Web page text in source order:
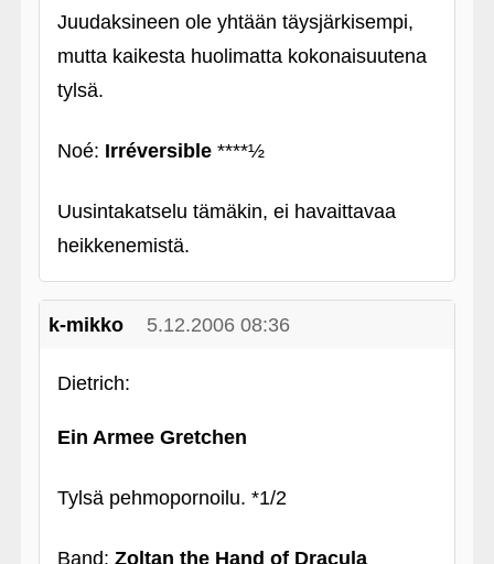
Juudaksineen ole yhtään täysjärkisempi,
mutta kaikesta huolimatta kokonaisuutena
tylsä.
Noé: Irréversible****½
Uusintakatselu tämäkin, ei havaittavaa
heikkenemistä.
k-mikko 5.12.2006 08:36
Dietrich:
Ein Armee Gretchen
Tylsä pehmopornoilu. *1/2
Band: Zoltan the Hand of Dracula